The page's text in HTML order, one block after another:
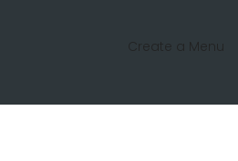
Create a Menu